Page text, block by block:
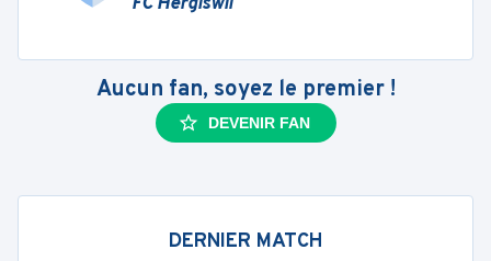
Aucun fan, soyez le premier !
DEVENIR FAN
DERNIER MATCH